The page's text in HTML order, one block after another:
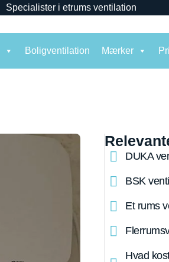
Specialister i etrums ventilation
Boligventilation Mærker
DUKA
BSK
Et rums
Hvad